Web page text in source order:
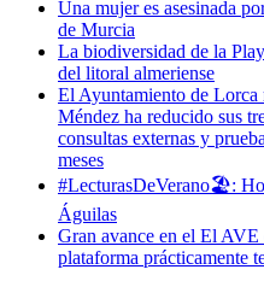
Una mujer es asesinada
de Murcia
La biodiversidad de la
del litoral almeriense
El Ayuntamiento de Lorca
Méndez ha reducido sus
consultas externas y
meses
#LecturasDeVerano🏖:
Águilas
Gran avance en el El
plataforma prácticamente